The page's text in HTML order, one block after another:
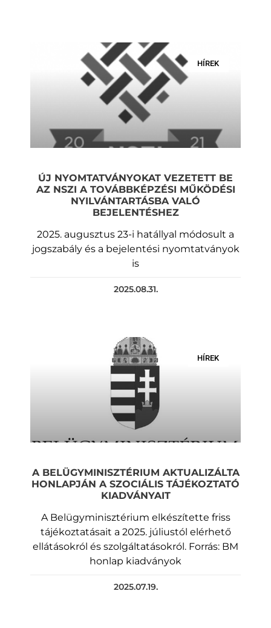
HÍREK
ÚJ NYOMTATVÁNYOKAT VEZETETT BE
AZ NSZI A TOVÁBBKÉPZÉSI MŰKÖDÉSI
NYILVÁNTARTÁSBA VALÓ
BEJELENTÉSHEZ
2025. augusztus 23-i hatállyal módosult a
jogszabály és a bejelentési nyomtatványok
is
2025.08.31.
HÍREK
A BELÜGYMINISZTÉRIUM AKTUALIZÁLTA
HONLAPJÁN A SZOCIÁLIS TÁJÉKOZTATÓ
KIADVÁNYAIT
A Belügyminisztérium elkészítette friss
tájékoztatásait a 2025. júliustól elérhető
ellátásokról és szolgáltatásokról. Forrás: BM
honlap kiadványok
2025.07.19.